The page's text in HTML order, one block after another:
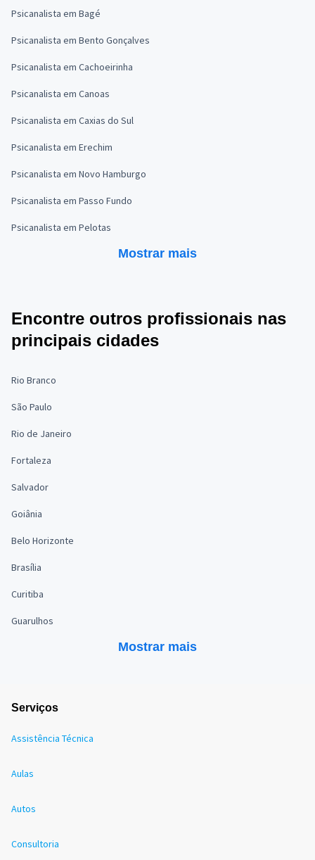
Psicanalista em Bagé
Psicanalista em Bento Gonçalves
Psicanalista em Cachoeirinha
Psicanalista em Canoas
Psicanalista em Caxias do Sul
Psicanalista em Erechim
Psicanalista em Novo Hamburgo
Psicanalista em Passo Fundo
Psicanalista em Pelotas
Mostrar mais
Encontre outros profissionais nas
principais cidades
Rio Branco
São Paulo
Rio de Janeiro
Fortaleza
Salvador
Goiânia
Belo Horizonte
Brasília
Curitiba
Guarulhos
Mostrar mais
Serviços
Assistência Técnica
Aulas
Autos
Consultoria